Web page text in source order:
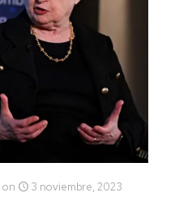
on 3 noviembre, 2023